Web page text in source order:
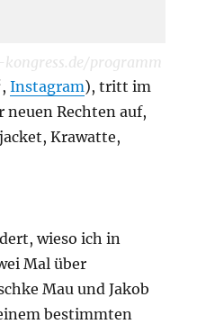
programm
Instagram), tritt im
neuen Rechten auf,
Krawatte,
wieso ich in
Mal über
Mau und Jakob
bestimmten